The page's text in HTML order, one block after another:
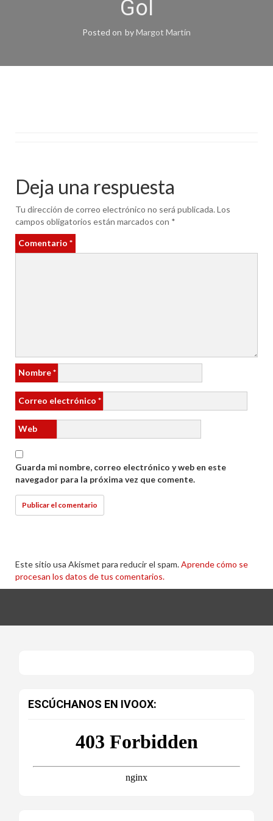
Gol
Posted on byMargot Martín
Deja una respuesta
Tu dirección de correo electrónico no será publicada.Los
campos obligatorios están marcados con *
Comentario *
Nombre*
Correo electrónico *
Web
Guarda mi nombre, correo electrónico y web en este
navegador para la próxima vez que comente.
Este sitio usa Akismet para reducir el spam.Aprende cómo se
procesan los datos de tus comentarios.
ESCÚCHANOS EN IVOOX: